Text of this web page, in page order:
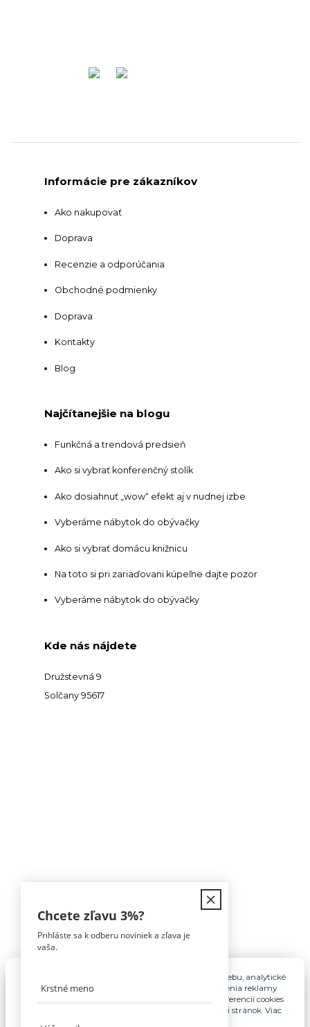
Informácie pre zákazníkov
Ako nakupovať
Doprava
Recenzie a odporúčania
Obchodné podmienky
Doprava
Kontakty
Blog
Najčítanejšie na blogu
Funkčná a trendová predsieň
Ako si vybrať konferenčný stolík
Ako dosiahnuť „wow“ efekt aj v nudnej izbe
Vyberáme nábytok do obývačky
Ako si vybrať domácu knižnicu
Na toto si pri zariaďovani kúpeľne dajte pozor
Vyberáme nábytok do obývačky
Kde nás nájdete
Družstevná 9
Solčany 95617
Tomáš Hula
Pre základnú funkčnosť, spríjemnenie používania webu, analytické
účely a v prípade udelenia súhlasu aj na účely cielenia reklamy
využívame súbory cookies. Nastavenie vlastných preferencií cookies
môžete kedykoľvek upraviť odkazom v spodnej časti stránok. Viac
Chcete zľavu 3%?
Prihláste sa k odberu noviniek a zľava je
vaša.